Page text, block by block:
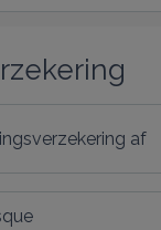
af